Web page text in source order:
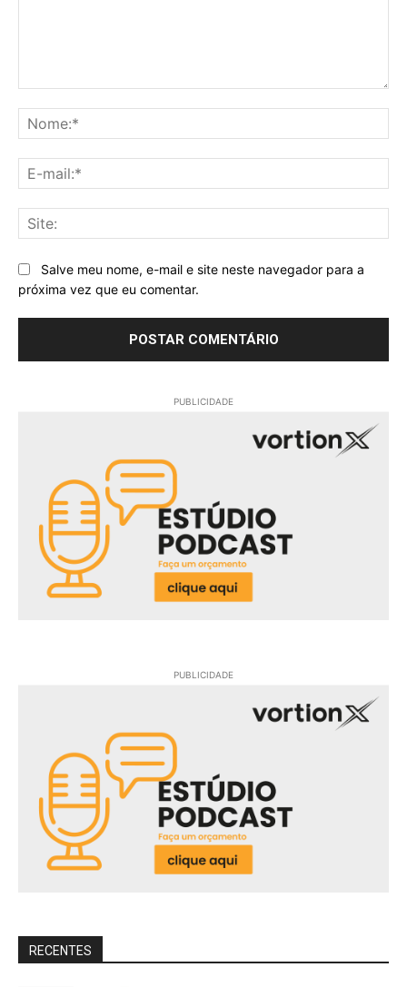
Salve meu nome, e-mail e site neste navegador para a
próxima vez que eu comentar.
PUBLICIDADE
PUBLICIDADE
RECENTES